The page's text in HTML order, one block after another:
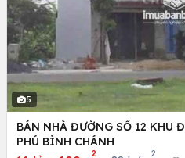
5
BÁN NHÀ ĐƯỜNG SỐ 12 KHU
PHÚ BÌNH CHÁNH
2 2